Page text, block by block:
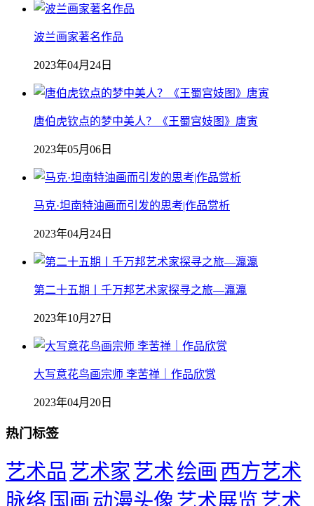
波兰画家著名作品
2023年04月24日
唐伯虎钦点的梦中美人？《王蜀宫妓图》唐寅
2023年05月06日
马克·坦南特油画而引发的思考|作品赏析
2023年04月24日
第二十五期丨千万邦艺术家探寻之旅—瀛瀛
2023年10月27日
大写意花鸟画宗师 李苦禅｜作品欣赏
2023年04月20日
热门标签
艺术品艺术家 艺术绘画 西方艺术
脉络 国画 动漫头像艺术展览艺术